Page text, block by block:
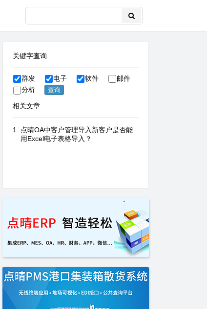
关键字查询
群发 电子 软件
邮件
分析
相关文章
点晴OA中客户管理导入新客户是否能
用Excel电子表格导入？